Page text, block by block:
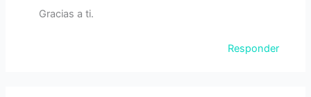
Gracias a ti.
Responder